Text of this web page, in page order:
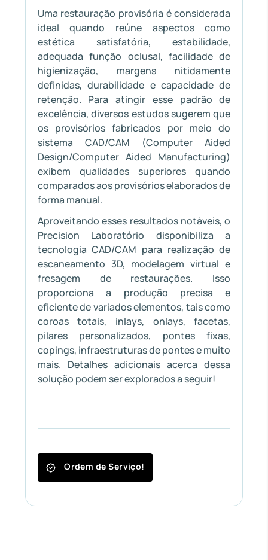
Uma restauração provisória é considerada
ideal quando reúne aspectos como
estética satisfatória, estabilidade,
adequada função oclusal, facilidade de
higienização, margens nitidamente
definidas, durabilidade e capacidade de
retenção. Para atingir esse padrão de
excelência, diversos estudos sugerem que
os provisórios fabricados por meio do
sistema CAD/CAM (Computer Aided
Design/Computer Aided Manufacturing)
exibem qualidades superiores quando
comparados aos provisórios elaborados de
forma manual.
Aproveitando esses resultados notáveis, o
Precision Laboratório disponibiliza a
tecnologia CAD/CAM para realização de
escaneamento 3D, modelagem virtual e
fresagem de restaurações. Isso
proporciona a produção precisa e
eficiente de variados elementos, tais como
coroas totais, inlays, onlays, facetas,
pilares personalizados, pontes fixas,
copings, infraestruturas de pontes e muito
mais. Detalhes adicionais acerca dessa
solução podem ser explorados a seguir!
Ordem de Serviço!